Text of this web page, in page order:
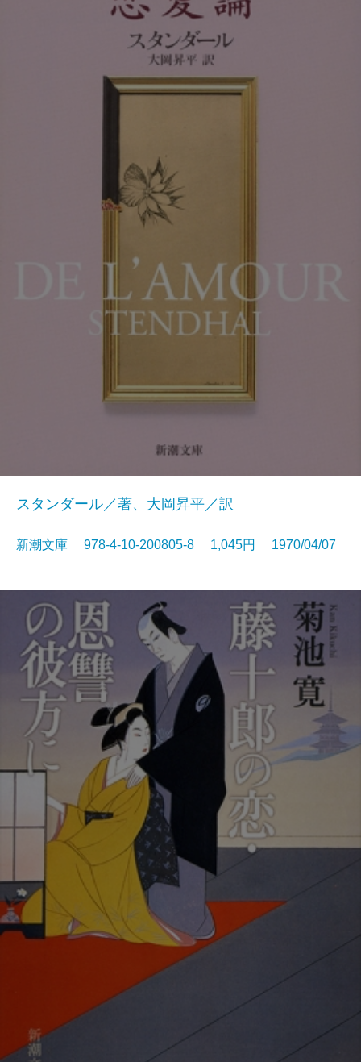
スタンダール／著、大岡昇平／訳
新潮文庫 978-4-10-200805-8 1,045円 1970/04/07